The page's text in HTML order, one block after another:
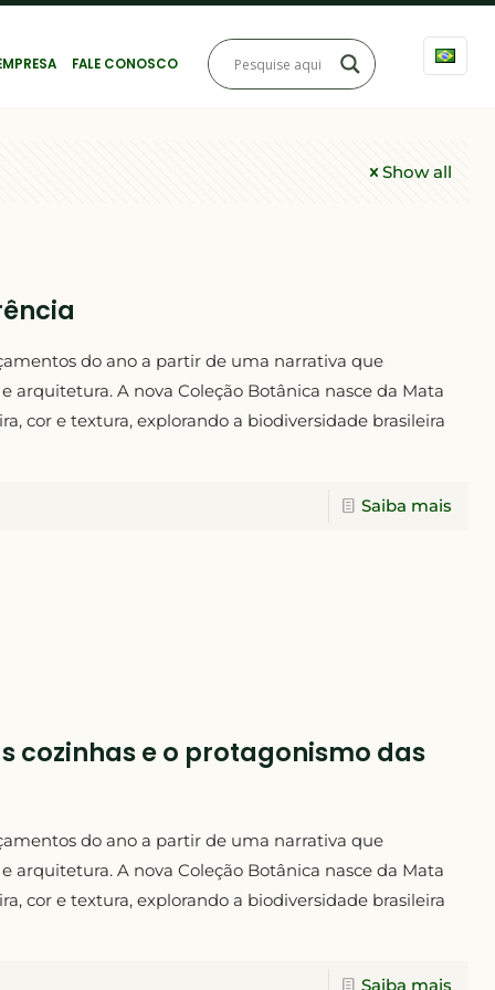
FALE CONOSCO
Show all
do ano a partir de uma narrativa que
arquitetura. A nova Coleção Botânica nasce da Mata
cor e textura, explorando a biodiversidade brasileira
Saiba mais
cozinhas e o protagonismo das
do ano a partir de uma narrativa que
arquitetura. A nova Coleção Botânica nasce da Mata
cor e textura, explorando a biodiversidade brasileira
Saiba mais